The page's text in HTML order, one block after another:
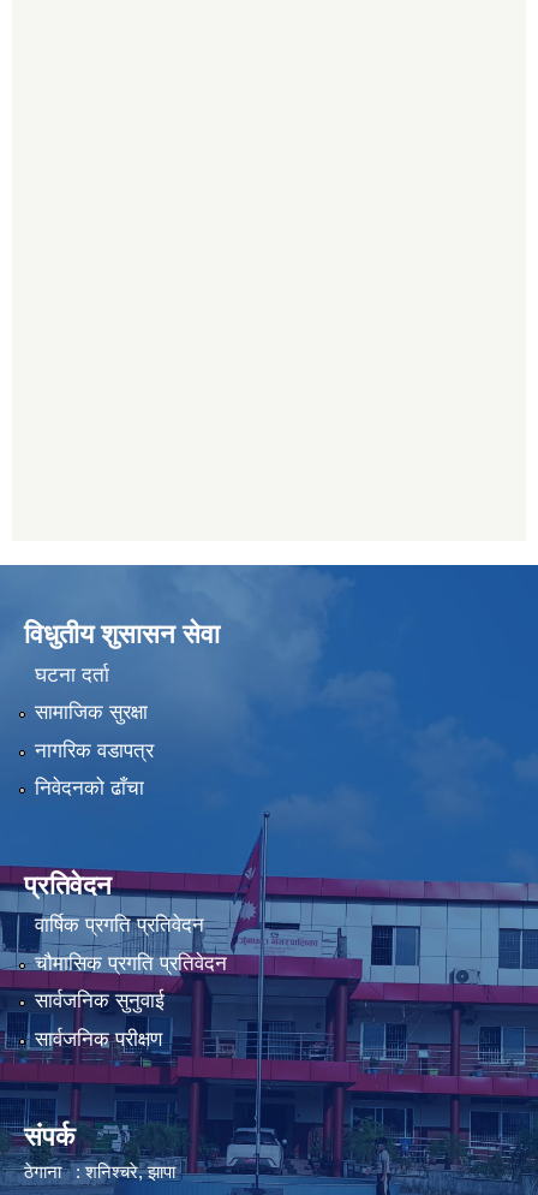
विधुतीय शुसासन सेवा
घटना दर्ता
सामाजिक सुरक्षा
नागरिक वडापत्र
निवेदनको ढाँचा
प्रतिवेदन
वार्षिक प्रगति प्रतिवेदन
चौमासिक प्रगति प्रतिवेदन
सार्वजनिक सुनुवाई
सार्वजनिक परीक्षण
संपर्क
ठेगाना : शनिश्चरे, झापा